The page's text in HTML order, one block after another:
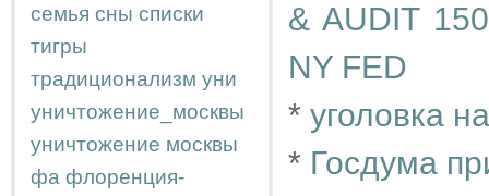
семья сны списки
тигры
традиционализм уни
уничтожение_москвы
уничтожение москвы
фа флоренция-
& AUDIT
NY FED
* уголовка
* Госдума